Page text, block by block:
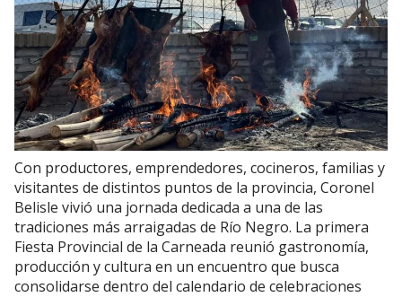
Con productores, emprendedores, cocineros, familias y
visitantes de distintos puntos de la provincia, Coronel
Belisle vivió una jornada dedicada a una de las
tradiciones más arraigadas de Río Negro. La primera
Fiesta Provincial de la Carneada reunió gastronomía,
producción y cultura en un encuentro que busca
consolidarse dentro del calendario de celebraciones